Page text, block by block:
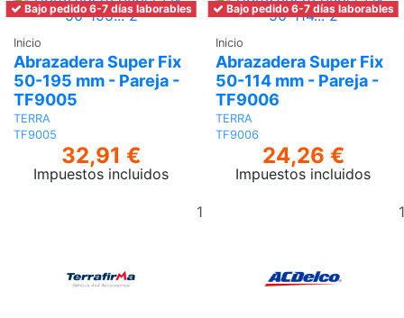
Bajo pedido 6-7 días laborables
Inicio
Abrazadera Super Fix
50-195 mm - Pareja -
TF9005
TERRA
TF9005
32,91 €
Impuestos incluidos
Bajo pedido 6-7 días laborables
Inicio
Abrazadera Super Fix
50-114 mm - Pareja -
TF9006
TERRA
TF9006
24,26 €
Impuestos incluidos